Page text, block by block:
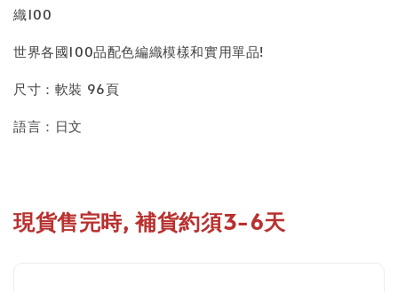
織100
世界各國100品配色編織模樣和實用單品!
尺寸：軟裝 96頁
語言：日文
現貨售完時, 補貨約須3-6天